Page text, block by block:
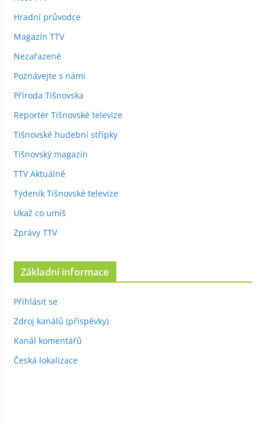
Hradní průvodce
Magazín TTV
Nezařazené
Poznávejte s námi
Příroda Tišnovska
Reportér Tišnovské televize
Tišnovské hudební střípky
Tišnovský magazín
TTV Aktuálně
Týdeník Tišnovské televize
Ukaž co umíš
Zprávy TTV
Základní informace
Přihlásit se
Zdroj kanálů (příspěvky)
Kanál komentářů
Česká lokalizace